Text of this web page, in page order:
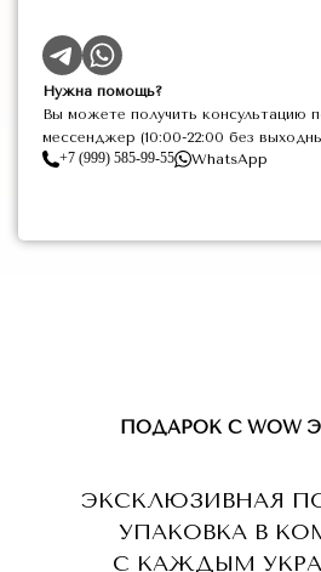
Нужна помощь?
Вы можете получить консультацию
мессенджер (10:00-22:00 без
+7 (999) 585-99-55
WhatsApp
ЭКСКЛЮЗИВНАЯ
УПАКОВКА В
С КАЖДЫМ
ПОДАРОК С WOW